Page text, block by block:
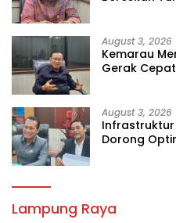
August 3, 2026
Kemarau
Gerak
August 3, 2026
Infrastruktur
Dorong
Lampung Raya